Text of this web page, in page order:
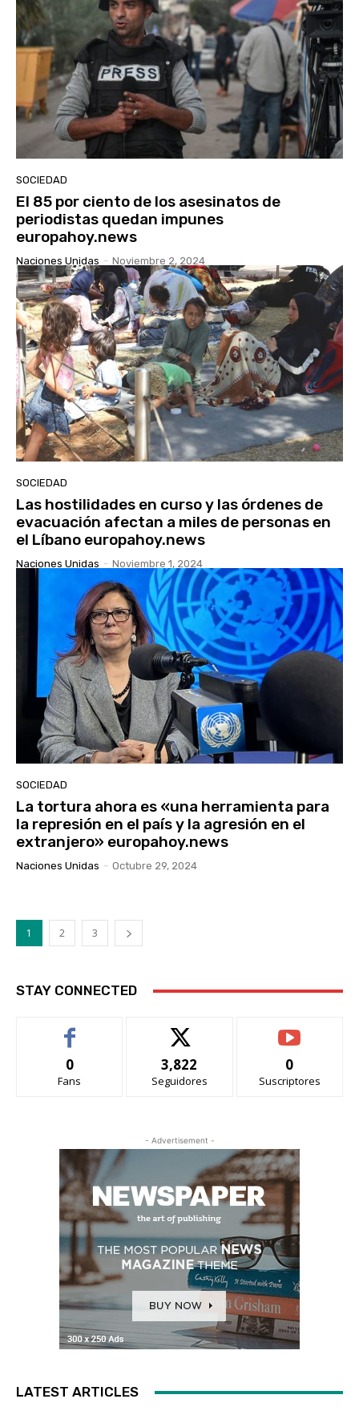
SOCIEDAD
El 85 por ciento de los asesinatos de
periodistas quedan impunes
europahoy.news
Naciones Unidas - Noviembre 2, 2024
SOCIEDAD
Las hostilidades en curso y las órdenes de
evacuación afectan a miles de personas en
el Líbano europahoy.news
Naciones Unidas - Noviembre 1, 2024
SOCIEDAD
La tortura ahora es «una herramienta para
la represión en el país y la agresión en el
extranjero» europahoy.news
Naciones Unidas - Octubre 29, 2024
1 2 3
STAY CONNECTED
0
Fans
3,822
Seguidores
0
Suscriptores
- Advertisement -
LATEST ARTICLES